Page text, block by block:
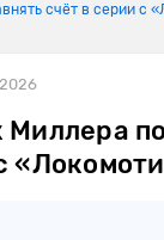
счёт в серии с
Миллера